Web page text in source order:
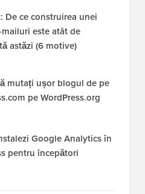
De ce construirea unei
este atât de
astăzi (6 motive)
mutați ușor blogul de pe
pe WordPress.org
Google Analytics în
pentru începători